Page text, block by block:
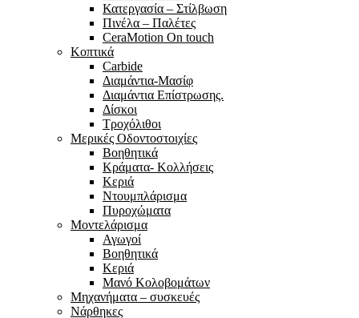
Κατεργασία – Στίλβωση
Πινέλα – Παλέτες
CeraMotion On touch
Κοπτικά
Carbide
Διαμάντια-Μασίφ
Διαμάντια Επίστρωσης.
Δίσκοι
Τροχόλιθοι
Μερικές Οδοντοστοιχίες
Bοηθητικά
Κράματα- Κολλήσεις
Κεριά
Ντουμπλάρισμα
Πυροχώματα
Μοντελάρισμα
Αγωγοί
Βoηθητικά
Κεριά
Μανό Κολοβομάτων
Μηχανήματα – συσκευές
Νάρθηκες